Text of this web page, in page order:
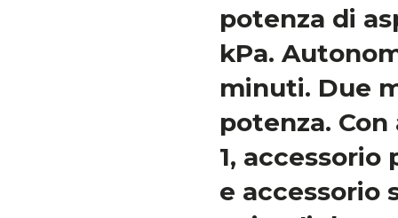
potenza di
kPa.
minuti. Due
potenza.
1, accessorio
e accessorio